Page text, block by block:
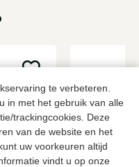
te verbeteren.
in met het gebruik van alle
trackingcookies. Deze
van de website en het
uw voorkeuren altijd
vindt u op onze